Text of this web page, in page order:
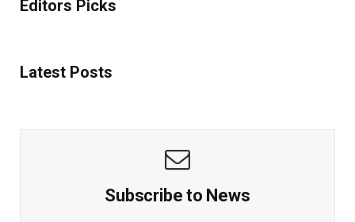
Editors Picks
Latest Posts
Subscribe to News